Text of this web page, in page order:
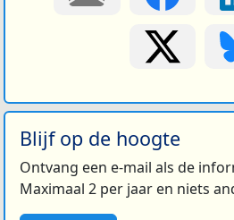
Blijf op de hoogte
Ontvang een e-mail als de
Maximaal 2 per jaar en niets